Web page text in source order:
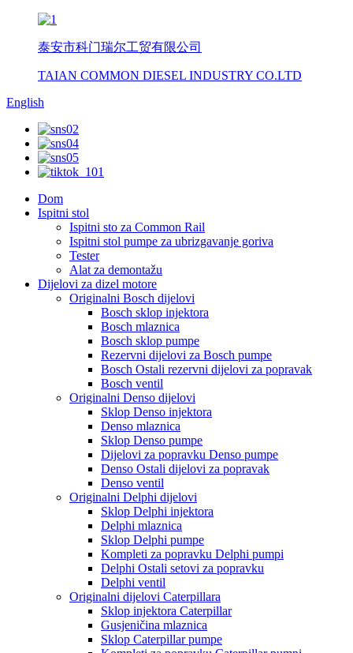
泰安市科门瑞尔工贸有限公司
TAIAN COMMON DIESEL INDUSTRY CO.LTD
English
Dom
Ispitni stol
Ispitni sto za Common Rail
Ispitni stol pumpe za ubrizgavanje goriva
Tester
Alat za demontažu
Dijelovi za dizel motore
Originalni Bosch dijelovi
Bosch sklop injektora
Bosch mlaznica
Bosch sklop pumpe
Rezervni dijelovi za Bosch pumpe
Bosch Ostali rezervni dijelovi za popravak
Bosch ventil
Originalni Denso dijelovi
Sklop Denso injektora
Denso mlaznica
Sklop Denso pumpe
Dijelovi za popravku Denso pumpe
Denso Ostali dijelovi za popravak
Denso ventil
Originalni Delphi dijelovi
Sklop Delphi injektora
Delphi mlaznica
Sklop Delphi pumpe
Kompleti za popravku Delphi pumpi
Delphi Ostali setovi za popravku
Delphi ventil
Originalni dijelovi Caterpillara
Sklop injektora Caterpillar
Gusjeničina mlaznica
Sklop Caterpillar pumpe